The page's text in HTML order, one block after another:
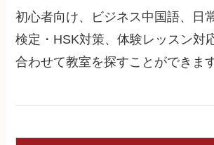
初心者向け、ビジネス中国語、日
検定・HSK対策、体験レッスン対
合わせて教室を探すことができます